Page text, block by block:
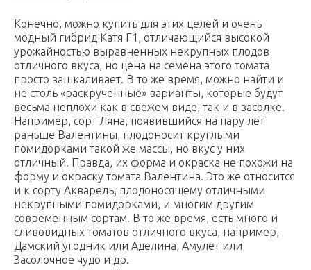
Конечно, можно купить для этих целей и очень
модный гибрид Катя F1, отличающийся высокой
урожайностью выравненных некрупных плодов
отличного вкуса, но цена на семена этого томата
просто зашкаливает. В то же время, можно найти и
не столь «раскрученные» варианты, которые будут
весьма неплохи как в свежем виде, так и в засолке.
Например, сорт Ляна, появившийся на пару лет
раньше Валентины, плодоносит круглыми
помидорками такой же массы, но вкус у них
отличный. Правда, их форма и окраска не похожи на
форму и окраску томата Валентина. Это же относится
и к сорту Акварель, плодоносящему отличными
некрупными помидорками, и многим другим
современным сортам. В то же время, есть много и
сливовидных томатов отличного вкуса, например,
Дамский угодник или Аделина, Амулет или
Засолочное чудо и др.